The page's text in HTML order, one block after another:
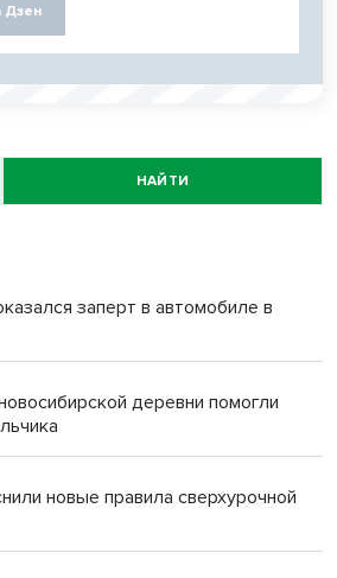
Дзен
НАЙТИ
заперт в автомобиле в
деревни помогли
новые правила сверхурочной